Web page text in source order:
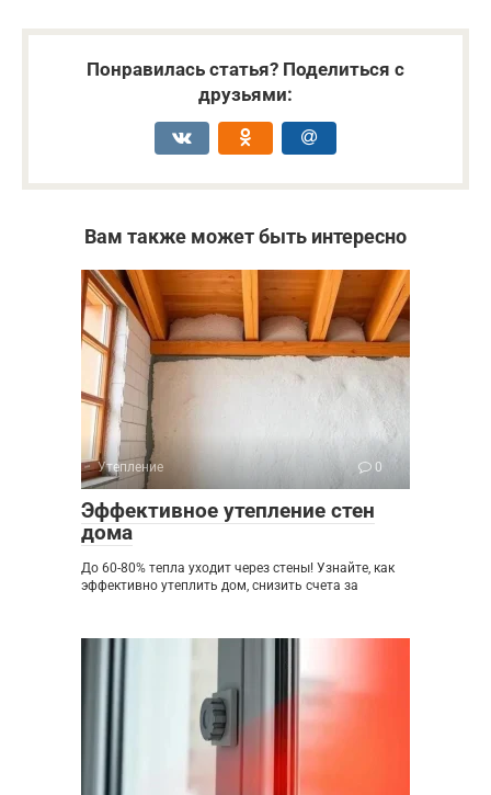
Понравилась статья? Поделиться с
друзьями:
Вам также может быть интересно
Утепление 0
Эффективное утепление стен
дома
До 60-80% тепла уходит через стены! Узнайте, как
эффективно утеплить дом, снизить счета за